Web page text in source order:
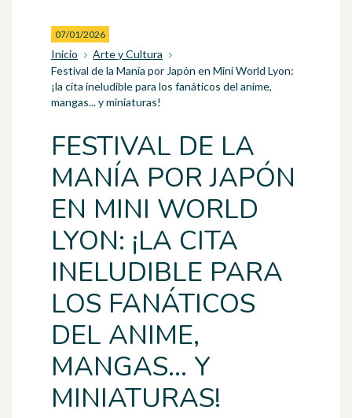
07/01/2026
Inicio
Arte y Cultura
Festival de la Manía por Japón en Mini World Lyon:
¡la cita ineludible para los fanáticos del anime,
mangas... y miniaturas!
FESTIVAL DE LA
MANÍA POR JAPÓN
EN MINI WORLD
LYON: ¡LA CITA
INELUDIBLE PARA
LOS FANÁTICOS
DEL ANIME,
MANGAS... Y
MINIATURAS!